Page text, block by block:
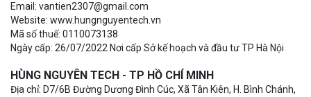
Email: vantien2307@gmail.com
Website: www.hungnguyentech.vn
Mã số thuế: 0110073138
Ngày cấp: 26/07/2022 Nơi cấp Sở kế hoạch và đầu tư TP Hà Nội
HÙNG NGUYÊN TECH - TP HỒ CHÍ MINH
Địa chỉ: D7/6B Đường Dương Đình Cúc, Xã Tân Kiên, H. Bình Chánh,